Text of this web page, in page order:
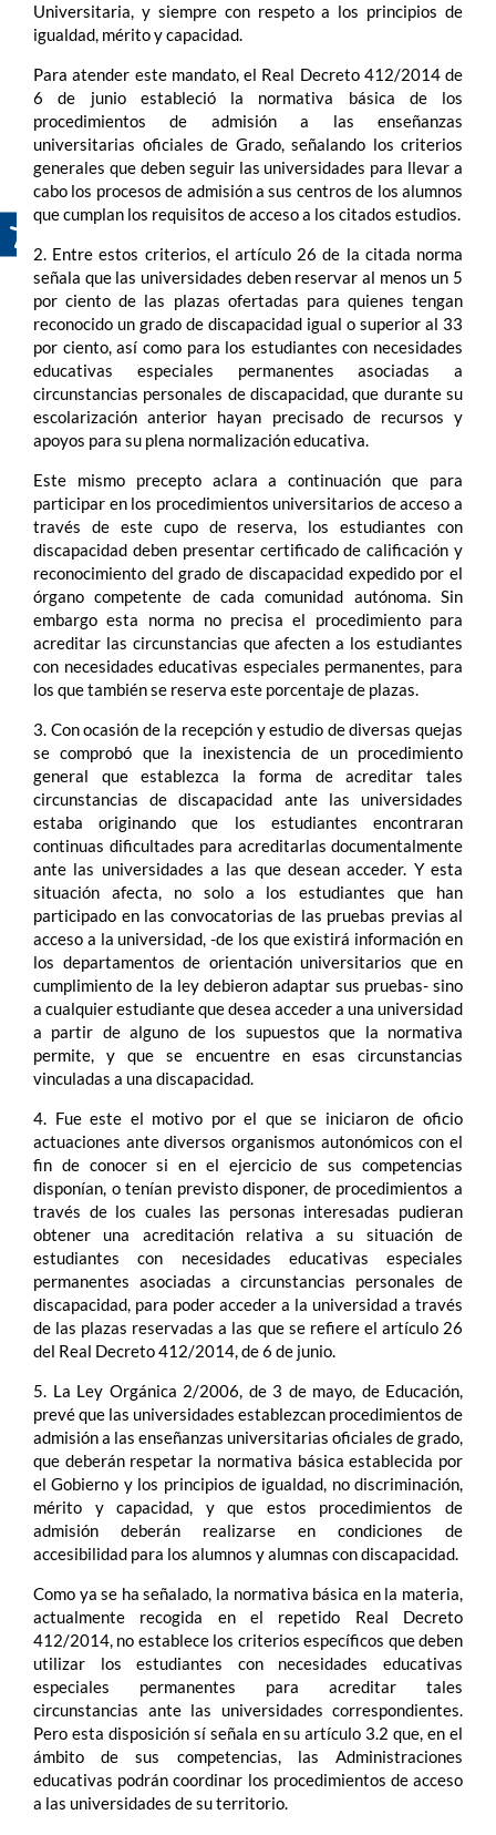
Universitaria, y siempre con respeto a los principios de
igualdad, mérito y capacidad.
Para atender este mandato, el Real Decreto 412/2014 de
6 de junio estableció la normativa básica de los
procedimientos de admisión a las enseñanzas
universitarias oficiales de Grado, señalando los criterios
generales que deben seguir las universidades para llevar a
cabo los procesos de admisión a sus centros de los alumnos
que cumplan los requisitos de acceso a los citados estudios.
2. Entre estos criterios, el artículo 26 de la citada norma
señala que las universidades deben reservar al menos un 5
por ciento de las plazas ofertadas para quienes tengan
reconocido un grado de discapacidad igual o superior al 33
por ciento, así como para los estudiantes con necesidades
educativas especiales permanentes asociadas a
circunstancias personales de discapacidad, que durante su
escolarización anterior hayan precisado de recursos y
apoyos para su plena normalización educativa.
Este mismo precepto aclara a continuación que para
participar en los procedimientos universitarios de acceso a
través de este cupo de reserva, los estudiantes con
discapacidad deben presentar certificado de calificación y
reconocimiento del grado de discapacidad expedido por el
órgano competente de cada comunidad autónoma. Sin
embargo esta norma no precisa el procedimiento para
acreditar las circunstancias que afecten a los estudiantes
con necesidades educativas especiales permanentes, para
los que también se reserva este porcentaje de plazas.
3. Con ocasión de la recepción y estudio de diversas quejas
se comprobó que la inexistencia de un procedimiento
general que establezca la forma de acreditar tales
circunstancias de discapacidad ante las universidades
estaba originando que los estudiantes encontraran
continuas dificultades para acreditarlas documentalmente
ante las universidades a las que desean acceder. Y esta
situación afecta, no solo a los estudiantes que han
participado en las convocatorias de las pruebas previas al
acceso a la universidad, -de los que existirá información en
los departamentos de orientación universitarios que en
cumplimiento de la ley debieron adaptar sus pruebas- sino
a cualquier estudiante que desea acceder a una universidad
a partir de alguno de los supuestos que la normativa
permite, y que se encuentre en esas circunstancias
vinculadas a una discapacidad.
4. Fue este el motivo por el que se iniciaron de oficio
actuaciones ante diversos organismos autonómicos con el
fin de conocer si en el ejercicio de sus competencias
disponían, o tenían previsto disponer, de procedimientos a
través de los cuales las personas interesadas pudieran
obtener una acreditación relativa a su situación de
estudiantes con necesidades educativas especiales
permanentes asociadas a circunstancias personales de
discapacidad, para poder acceder a la universidad a través
de las plazas reservadas a las que se refiere el artículo 26
del Real Decreto 412/2014, de 6 de junio.
5. La Ley Orgánica 2/2006, de 3 de mayo, de Educación,
prevé que las universidades establezcan procedimientos de
admisión a las enseñanzas universitarias oficiales de grado,
que deberán respetar la normativa básica establecida por
el Gobierno y los principios de igualdad, no discriminación,
mérito y capacidad, y que estos procedimientos de
admisión deberán realizarse en condiciones de
accesibilidad para los alumnos y alumnas con discapacidad.
Como ya se ha señalado, la normativa básica en la materia,
actualmente recogida en el repetido Real Decreto
412/2014, no establece los criterios específicos que deben
utilizar los estudiantes con necesidades educativas
especiales permanentes para acreditar tales
circunstancias ante las universidades correspondientes.
Pero esta disposición sí señala en su artículo 3.2 que, en el
ámbito de sus competencias, las Administraciones
educativas podrán coordinar los procedimientos de acceso
a las universidades de su territorio.